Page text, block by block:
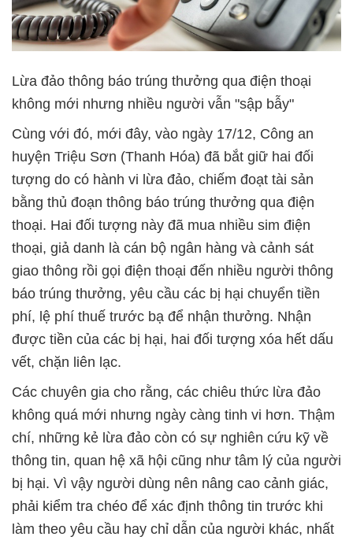
Lừa đảo thông báo trúng thưởng qua điện thoại
không mới nhưng nhiều người vẫn "sập bẫy"
Cùng với đó, mới đây, vào ngày 17/12, Công an
huyện Triệu Sơn (Thanh Hóa) đã bắt giữ hai đối
tượng do có hành vi lừa đảo, chiếm đoạt tài sản
bằng thủ đoạn thông báo trúng thưởng qua điện
thoại. Hai đối tượng này đã mua nhiều sim điện
thoại, giả danh là cán bộ ngân hàng và cảnh sát
giao thông rồi gọi điện thoại đến nhiều người thông
báo trúng thưởng, yêu cầu các bị hại chuyển tiền
phí, lệ phí thuế trước bạ để nhận thưởng. Nhận
được tiền của các bị hại, hai đối tượng xóa hết dấu
vết, chặn liên lạc.
Các chuyên gia cho rằng, các chiêu thức lừa đảo
không quá mới nhưng ngày càng tinh vi hơn. Thậm
chí, những kẻ lừa đảo còn có sự nghiên cứu kỹ về
thông tin, quan hệ xã hội cũng như tâm lý của người
bị hại. Vì vậy người dùng nên nâng cao cảnh giác,
phải kiểm tra chéo để xác định thông tin trước khi
làm theo yêu cầu hay chỉ dẫn của người khác, nhất